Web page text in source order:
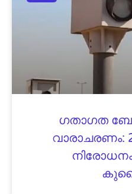
ഗതാഗത
വാരാചരണം:
നിരോധനം